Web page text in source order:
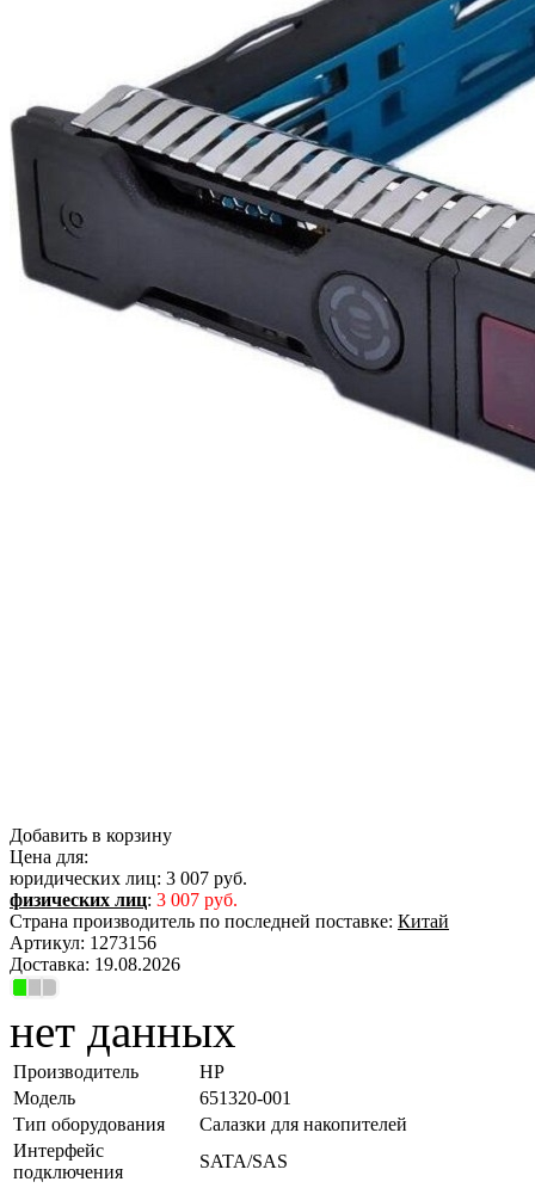
Добавить в корзину
Цена для:
юридических лиц: 3 007 руб.
физических лиц: 3 007 руб.
Страна производитель по последней поставке: Китай
Артикул: 1273156
Доставка: 19.08.2026
нет данных
Производитель
HP
Модель
651320-001
Тип оборудования
Салазки для накопителей
Интерфейс
подключения
SATA/SAS